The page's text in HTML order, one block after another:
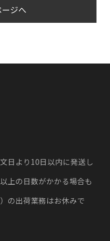
ジへ
日より10日以内に発送し
上の日数がかかる場合も
の出荷業務はお休みで